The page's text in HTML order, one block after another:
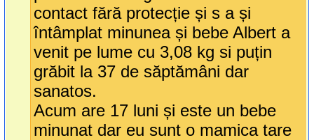
contact fără protecție și s a și
întâmplat minunea și bebe Albert a
venit pe lume cu 3,08 kg si puțin
grăbit la 37 de săptămâni dar
sanatos.
Acum are 17 luni și este un bebe
minunat dar eu sunt o mamica tare